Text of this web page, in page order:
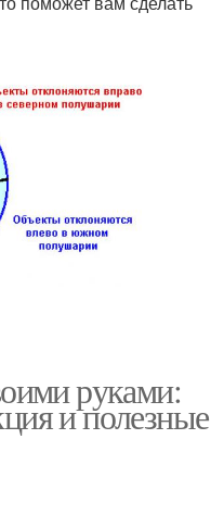
руками:
и полезные